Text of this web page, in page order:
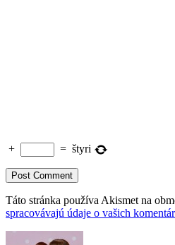
+ = štyri
Táto stránka používa Akismet na
spracovávajú údaje o vašich